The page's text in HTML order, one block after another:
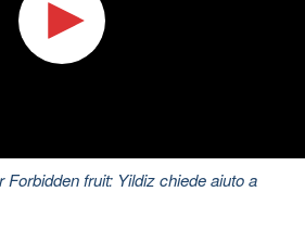
Forbidden fruit: Yildiz chiede aiuto a